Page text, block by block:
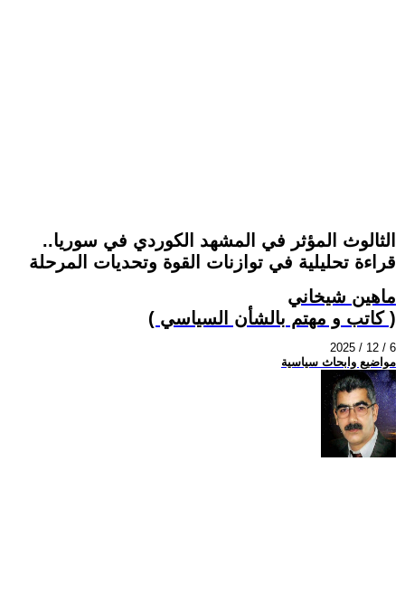
الثالوث المؤثر في المشهد الكوردي في سوريا..
قراءة تحليلية في توازنات القوة وتحديات المرحلة
ماهين شيخاني
( كاتب و مهتم بالشأن السياسي )
2025 / 12 / 6
مواضيع وابحاث سياسية